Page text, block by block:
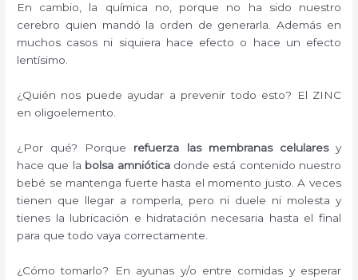
En cambio, la química no, porque no ha sido nuestro
cerebro quien mandó la orden de generarla. Además en
muchos casos ni siquiera hace efecto o hace un efecto
lentísimo.
¿Quién nos puede ayudar a prevenir todo esto? El ZINC
en oligoelemento.
¿Por qué? Porque refuerza las membranas celularesy
hace que la bolsa amnióticadonde está contenido nuestro
bebé se mantenga fuerte hasta el momento justo. A veces
tienen que llegar a romperla, pero ni duele ni molesta y
tienes la lubricación e hidratación necesaria hasta el final
para que todo vaya correctamente.
¿Cómo tomarlo? En ayunas y/o entre comidas y esperar